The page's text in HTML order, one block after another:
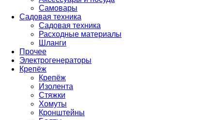
Самовары
Садовая техника
Садовая техника
Расходные материалы
Шланги
Прочее
Электрогенераторы
Крепёж
Крепёж
Изолента
Стяжки
Хомуты
Кронштейны